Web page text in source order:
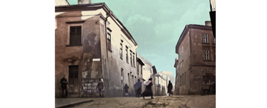
הנחת אתר ספר מודפס
$35
$32